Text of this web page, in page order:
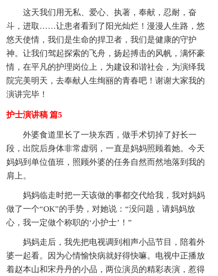
这天我们用无私、爱心、执著，奉献，忍耐，奋
斗，进取……让患者看到了阳光灿烂！漫漫人生路，悠
悠天使情，我们是生命的捍卫者，我们是健康的守护
神。让我们驾起探索的飞舟，扬起搏击的风帆，满怀豪
情，在平凡的护理岗位上，为建设和谐社会，为演绎我
院完美明天，去奉献人生绚丽的青春吧！谢谢大家我的
演讲完毕！
护士演讲稿 篇5
外婆食道里长了一块东西，做手术切掉了好长一
段，出院后身体非常虚弱，一直是妈妈照顾着她。今天
妈妈到单位值班，照顾外婆的任务自然而然地落到我的
肩上。
妈妈临走时把一天该做的事都交代给我，我对妈妈
做了一个“OK”的手势，对她说：“没问题，请妈妈放
心，我一定做个称职的‘小护士’！”
妈妈走后，我先把电视调到相声小品节目，陪着外
婆一起看。因为心情愉快病就好得快嘛。电视中正播放
着赵本山和宋丹丹的小品，两位演员的精彩表演，惹得